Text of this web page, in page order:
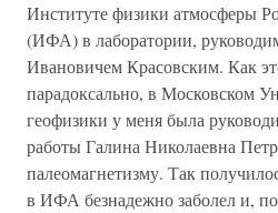
Институте физики атмосферы
(ИФА) в лаборатории,
Ивановичем Красовским. Как
парадоксально, в Московском
геофизики у меня была
работы Галина Николаевна
палеомагнетизму. Так
в ИФА безнадежно заболел и,